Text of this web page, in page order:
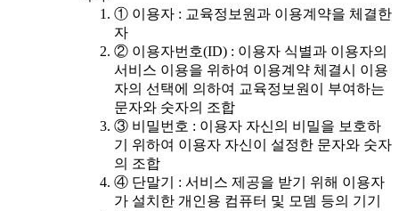
① 이용자 : 교육정보원과 이용계약을 체결한
자
② 이용자번호(ID) : 이용자 식별과 이용자의
서비스 이용을 위하여 이용계약 체결시 이용
자의 선택에 의하여 교육정보원이 부여하는
문자와 숫자의 조합
③ 비밀번호 : 이용자 자신의 비밀을 보호하
기 위하여 이용자 자신이 설정한 문자와 숫자
의 조합
④ 단말기 : 서비스 제공을 받기 위해 이용자
가 설치한 개인용 컴퓨터 및 모뎀 등의 기기